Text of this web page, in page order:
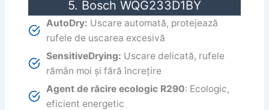
5. Bosch WQG233D1BY
AutoDry: Uscare automată, protejează
rufele de uscarea excesivă
SensitiveDrying: Uscare delicată, rufele
rămân moi și fără încrețire
Agent de răcire ecologic R290: Ecologic,
eficient energetic